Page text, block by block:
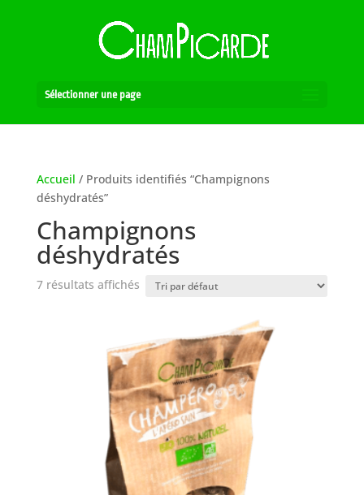
Sélectionner une page
Accueil / Produits identifiés “Champignons
déshydratés”
Champignons
déshydratés
7 résultats affichés